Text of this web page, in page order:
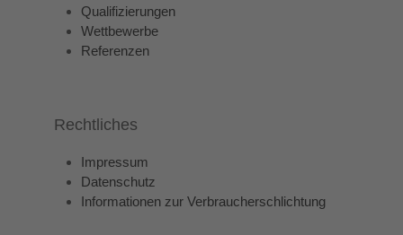
Qualifizierungen
Wettbewerbe
Referenzen
Rechtliches
Impressum
Datenschutz
Informationen zur Verbraucherschlichtung